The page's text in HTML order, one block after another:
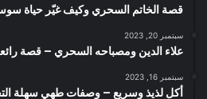
قصة الخاتم السحري وكيف غيّر حياة
سبتمبر 20, 2023
علاء الدين ومصباحه السحري – قصة
سبتمبر 16, 2023
أكل لذيذ وسريع – وصفات طهي سهلة